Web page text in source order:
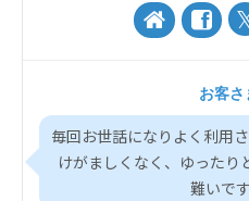
お客さ
毎回お世話になりよく利用
けがましくなく、ゆったり
難いで